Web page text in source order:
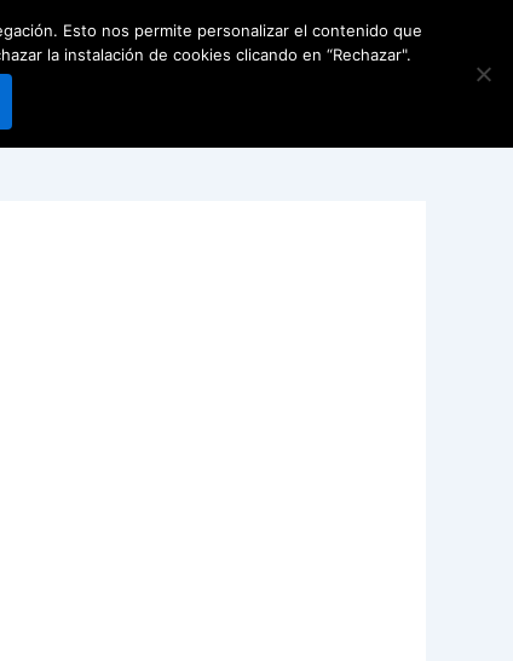
0
CarritoReservar
Esto nos permite personalizar el contenido que
la instalación de cookies clicando en “Rechazar".